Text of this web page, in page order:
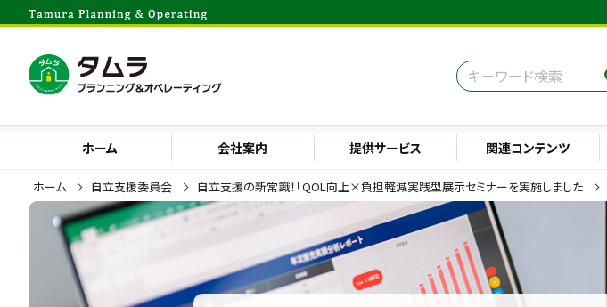
ホーム 会社案内 提供サービス 関連コンテンツ
ホーム 自立支援委員会 自立支援の新常識！「QOL向上×負担軽減実践型展示セミナーを実施しました